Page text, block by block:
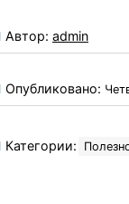
Автор: admin
Опубликовано:
Категории: